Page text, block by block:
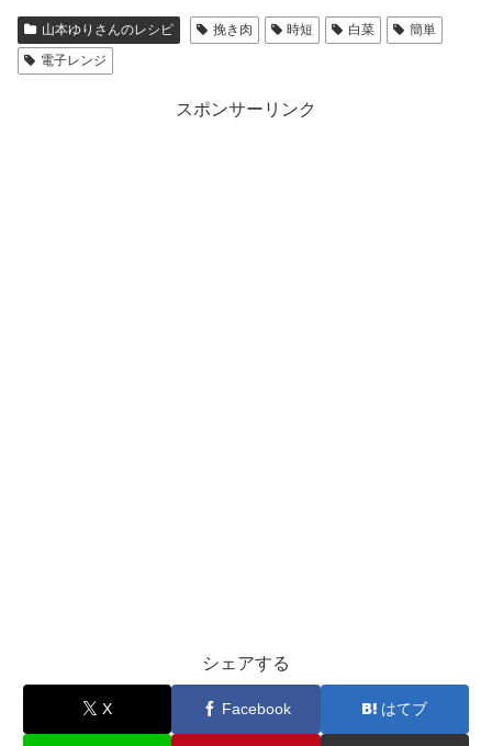
山本ゆりさんのレシピ 挽き肉 時短 白菜
簡単
電子レンジ
スポンサーリンク
シェアする
X Facebook はてブ